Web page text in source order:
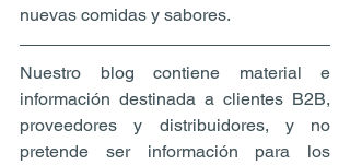
nuevas comidas y sabores.
Nuestro blog contiene material e
información destinada a clientes B2B,
proveedores y distribuidores, y no
pretende ser información para los